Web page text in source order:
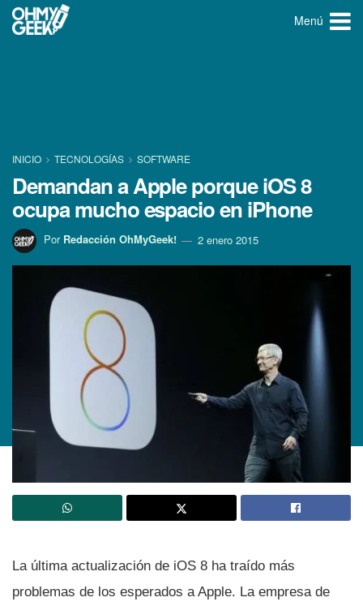
Menú
INICIO TECNOLOGÍ­AS SOFTWARE
Demandan a Apple porque iOS 8
ocupa mucho espacio en iPhone
Por Redacción OhMyGeek! 2 enero 2015
La última actualización de iOS 8 ha traí­do más
problemas de los esperados a Apple. La empresa de